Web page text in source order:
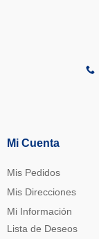
Mi Cuenta
Mis Pedidos
Mis Direcciones
Mi Información
Lista de Deseos